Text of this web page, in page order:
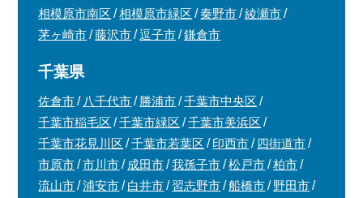
相模原市南区
相模原市緑区 秦野市
綾瀬市
茅ヶ崎市
藤沢市 逗子市 鎌倉市
千葉県
佐倉市 八千代市 勝浦市
千葉市中央区
千葉市稲毛区
千葉市緑区
千葉市美浜区
千葉市花見川区
千葉市若葉区 印西市
四街道市
市原市
市川市 成田市 我孫子市 松戸市
柏市
流山市
浦安市 白井市 習志野市 船橋市
野田市